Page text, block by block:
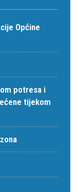
Općine
potresa i
tijekom